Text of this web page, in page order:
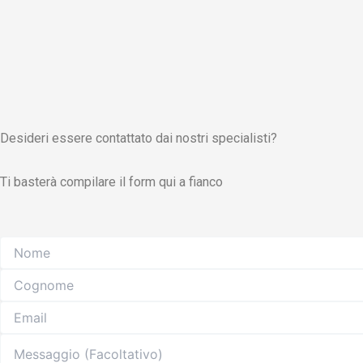
Desideri essere contattato dai nostri specialisti?
Ti basterà compilare il form qui a fianco